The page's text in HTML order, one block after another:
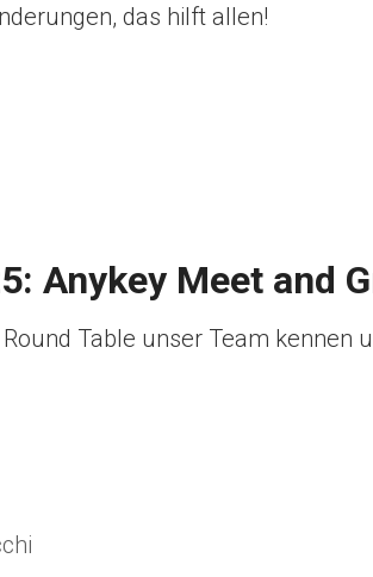
das hilft allen!
Anykey Meet and
Table unser Team kennen